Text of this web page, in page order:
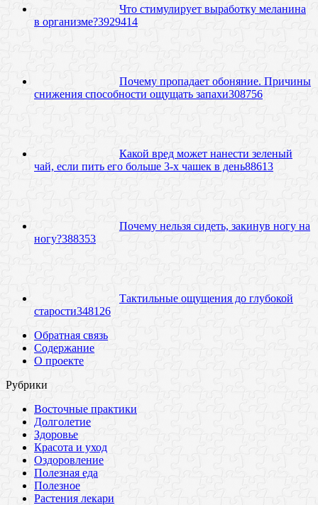
Что стимулирует выработку меланина
в организме?3929414
Почему пропадает обоняние. Причины
снижения способности ощущать запахи308756
Какой вред может нанести зеленый
чай, если пить его больше 3-х чашек в день88613
Почему нельзя сидеть, закинув ногу на
ногу?388353
Тактильные ощущения до глубокой
старости348126
Обратная связь
Содержание
О проекте
Рубрики
Восточные практики
Долголетие
Здоровье
Красота и уход
Оздоровление
Полезная еда
Полезное
Растения лекари